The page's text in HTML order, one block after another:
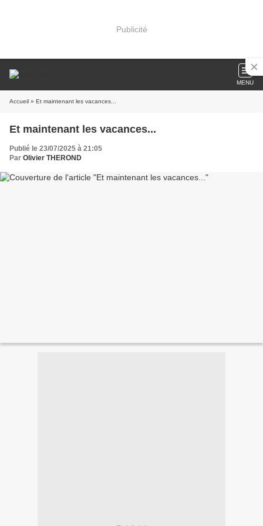
Publicité
MENU
Accueil » Et maintenant les vacances...
Et maintenant les vacances...
Publié le 23/07/2025 à 21:05
Par Olivier THEROND